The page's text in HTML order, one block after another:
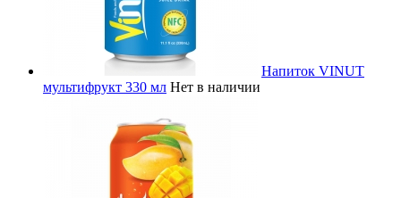
Напиток VINUT
мультифрукт 330 мл Нет в наличии